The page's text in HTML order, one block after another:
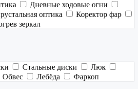
Дневные ходовые огни
оптика
Коректор фар
зеркал
Стальные диски
Люк
Обвес Лебёда
Фаркоп